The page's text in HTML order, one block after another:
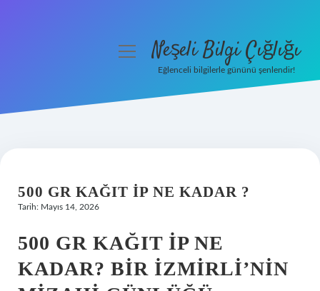
Hakkımızda
menüyüNeşeli Bilgi Çığlığı
Eğlenceli bilgilerle gününü şenlendir!
500 GR KAĞIT IP NE KADAR ?
Tarih: Mayıs 14, 2026
500 GR KAĞIT İP NE
KADAR? BIR İZMIRLI’NIN